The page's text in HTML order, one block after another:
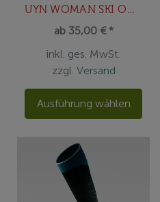
UYN WOMAN SKI ONE MERINO SOCKS
ab 35,00 € *
inkl. ges. MwSt.
zzgl. Versand
Ausführung wählen